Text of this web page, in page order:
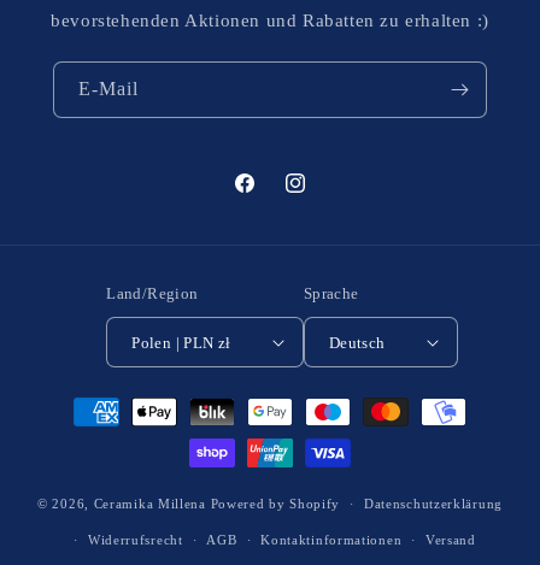
bevorstehenden Aktionen und Rabatten zu erhalten :)
E-Mail
FacebookInstagram
Land/Region
Polen | PLN zł
Sprache
Deutsch
Zahlungsmethoden
© 2026, Ceramika Millena Powered by Shopify Datenschutzerklärung
Widerrufsrecht AGB Kontaktinformationen Versand